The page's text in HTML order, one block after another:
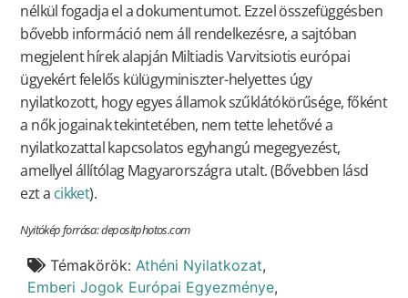
nélkül fogadja el a dokumentumot. Ezzel összefüggésben
bővebb információ nem áll rendelkezésre, a sajtóban
megjelent hírek alapján Miltiadis Varvitsiotis európai
ügyekért felelős külügyminiszter-helyettes úgy
nyilatkozott, hogy egyes államok szűklátókörűsége, főként
a nők jogainak tekintetében, nem tette lehetővé a
nyilatkozattal kapcsolatos egyhangú megegyezést,
amellyel állítólag Magyarországra utalt. (Bővebben lásd
ezt a cikket).
Nyitókép forrása: depositphotos.com
Témakörök: Athéni Nyilatkozat,
Emberi Jogok Európai Egyezménye,